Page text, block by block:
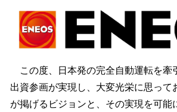
この度、日本発の完全自動運転を牽
出資参画が実現し、大変光栄に思って
が掲げるビジョンと、その実現を可能